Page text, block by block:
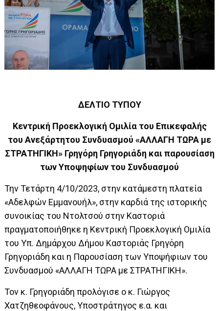
ΔΕΛΤΙΟ ΤΥΠΟΥ
Κεντρική Προεκλογική Ομιλία του Επικεφαλής
του Ανεξάρτητου Συνδυασμού «ΑΛΛΑΓΗ ΤΩΡΑ με
ΣΤΡΑΤΗΓΙΚΗ» Γρηγόρη Γρηγοριάδη και παρουσίαση
των Υποψηφίων του Συνδυασμού
Την Τετάρτη 4/10/2023, στην κατάμεστη πλατεία
«Αδελφών Εμμανουήλ», στην καρδιά της ιστορικής
συνοικίας του Ντολτσού στην Καστοριά
πραγματοποιήθηκε η Κεντρική Προεκλογική Ομιλία
του Υπ. Δημάρχου Δήμου Καστοριάς Γρηγόρη
Γρηγοριάδη και η Παρουσίαση των Υποψήφιων του
Συνδυασμού «ΑΛΛΑΓΗ ΤΩΡΑ με ΣΤΡΑΤΗΓΙΚΗ».
Τον κ. Γρηγοριάδη προλόγισε ο κ. Γιώργος
Χατζηθεοφάνους, Υποστράτηγος ε.α. και